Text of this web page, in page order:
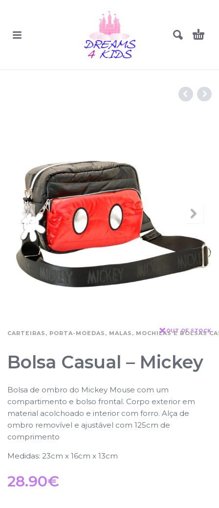
CARTEIRAS, PORTA-MOEDAS, MALAS, MOCHILAS E BOLSAS
OUT OF STOCK
Bolsa Casual – Mickey
Bolsa de ombro do Mickey Mouse com um
compartimento e bolso frontal. Corpo exterior em
material acolchoado e interior com forro. Alça de
ombro removível e ajustável com 125cm de
comprimento
Medidas: 23cm x 16cm x 13cm
28.90€